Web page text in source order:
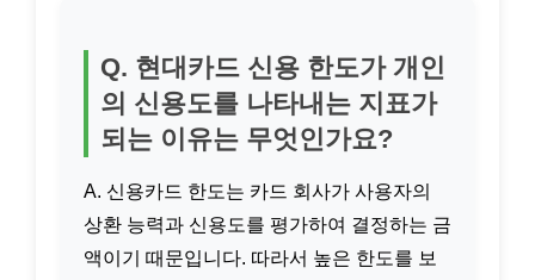
Q. 현대카드 신용 한도가 개인
의 신용도를 나타내는 지표가
되는 이유는 무엇인가요?
A. 신용카드 한도는 카드 회사가 사용자의
상환 능력과 신용도를 평가하여 결정하는 금
액이기 때문입니다. 따라서 높은 한도를 보